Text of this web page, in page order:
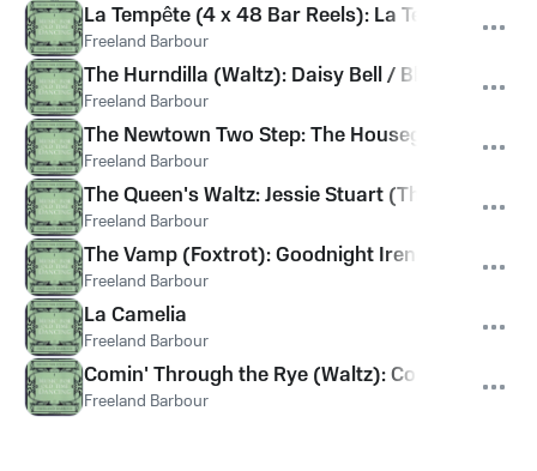
La Tempête (4 x 48 Bar Reels): La Tempête /
Freeland Barbour
The Hurndilla (Waltz): Daisy Bell / Bless 'em All
Freeland Barbour
The Newtown Two Step: The Housegarth Two
Freeland Barbour
The Queen's Waltz: Jessie Stuart (The Queen of
Freeland Barbour
The Vamp (Foxtrot): Goodnight Irene
Freeland Barbour
La Camelia
Freeland Barbour
Comin' Through the Rye (Waltz): Comin' Frae
Freeland Barbour